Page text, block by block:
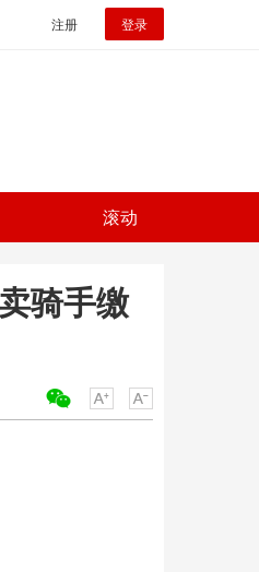
注册 登录
滚动
骑手缴